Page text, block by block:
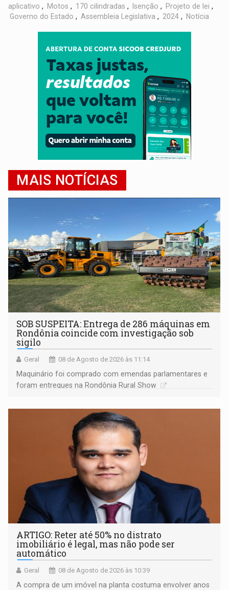
aplicativo , Motos , 170 cilindradas , Isenção , Projeto de lei ,
Governo do Estado , Assembleia Legislativa , 2024 , Notícia
MAIS NOTÍCIAS
SOB SUSPEITA: Entrega de 286 máquinas em
Rondônia coincide com investigação sob
sigilo
Geral 08 de Agosto de 2026 às 11:14
Maquinário foi comprado com emendas parlamentares e
foram entregues na Rondônia Rural Show
ARTIGO: Reter até 50% no distrato
imobiliário é legal, mas não pode ser
automático
Geral 08 de Agosto de 2026 às 10:39
A compra de um imóvel na planta costuma envolver anos